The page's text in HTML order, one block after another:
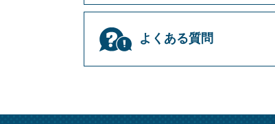
よくある質問